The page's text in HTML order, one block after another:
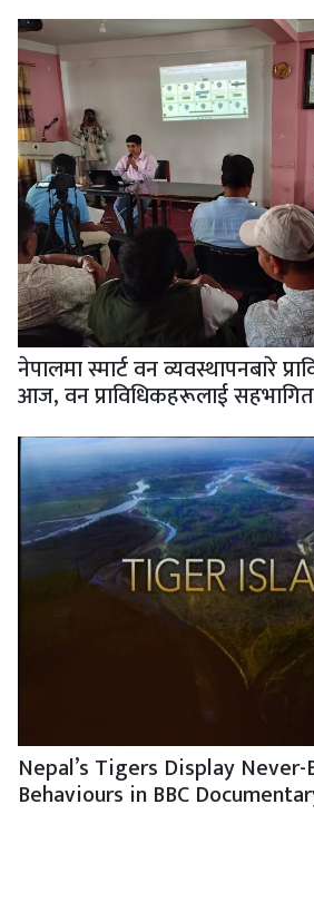
नेपालमा स्मार्ट वन व्यवस्थापनबारे
आज, वन प्राविधिकहरूलाई
Nepal’s Tigers Display
Behaviours in BBC